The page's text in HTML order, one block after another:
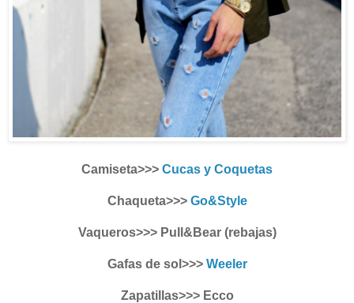
Camiseta>>> Cucas y Coquetas
Chaqueta>>> Go&Style
Vaqueros>>> Pull&Bear (rebajas)
Gafas de sol>>> Weeler
Zapatillas>>> Ecco